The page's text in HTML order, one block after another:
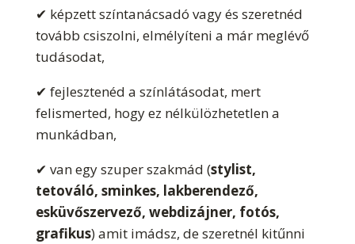
✔ képzett színtanácsadó vagy és szeretnéd
tovább csiszolni, elmélyíteni a már meglévő
tudásodat,
✔ fejlesztenéd a színlátásodat, mert
felismerted, hogy ez nélkülözhetetlen a
munkádban,
✔ van egy szuper szakmád (stylist,
tetováló, sminkes, lakberendező,
esküvőszervező, webdizájner, fotós,
grafikus) amit imádsz, de szeretnél kitűnni